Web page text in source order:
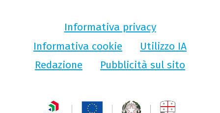
Informativa privacy
Informativa cookie
Utilizzo IA
Redazione
Pubblicità sul sito